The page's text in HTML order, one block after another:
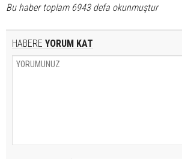
Bu haber toplam 6943 defa okunmuştur
HABERE YORUM KAT